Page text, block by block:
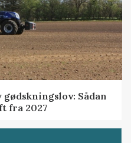
Sådan
fra 2027